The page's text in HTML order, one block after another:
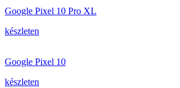
Google Pixel 10 Pro XL
készleten
Google Pixel 10
készleten